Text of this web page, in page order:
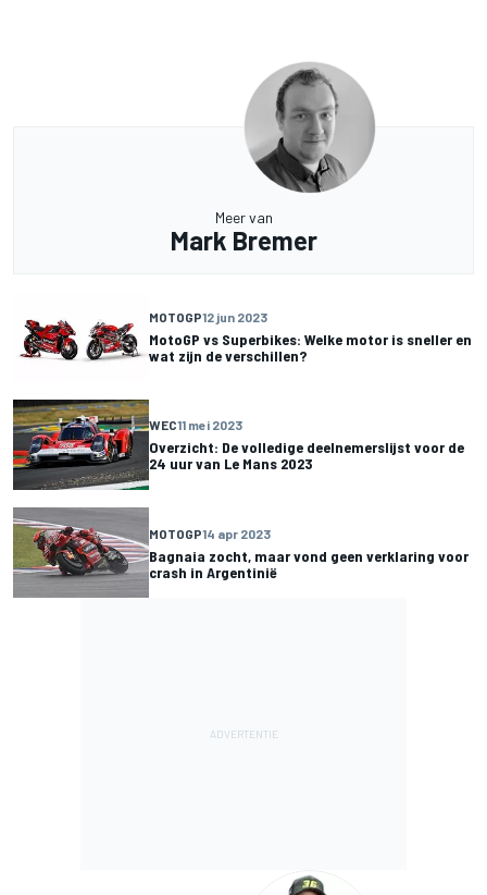
Meer van
Mark Bremer
MOTOGP12 jun 2023
MotoGP vs Superbikes: Welke motor is sneller en
wat zijn de verschillen?
WEC11 mei 2023
Overzicht: De volledige deelnemerslijst voor de
24 uur van Le Mans 2023
MOTOGP14 apr 2023
Bagnaia zocht, maar vond geen verklaring voor
crash in Argentinië